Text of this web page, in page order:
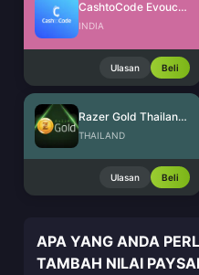
CashtoCode Evoucher (INR)
INDIA
Ulasan Beli
Razer Gold Thailand (THB)
THAILAND
Ulasan Beli
APA YANG ANDA
TAMBAH NILAI